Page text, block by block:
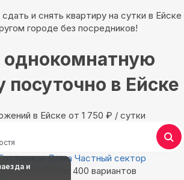
и снять квартиру на сутки в Ейске
городе без посредников!
однокомнатную
посуточно в Ейске
в Ейске oт 1 750 ₽ / сутки
Дома Частный сектор
в Ейске: 400 вариантов
и